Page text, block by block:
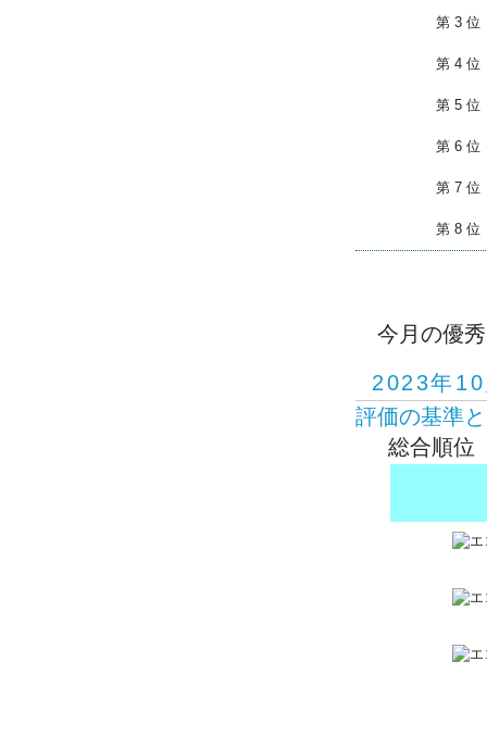
第 3 位
第 4 位
第 5 位
第 6 位
第 7 位
第 8 位
今月の優
2023年
評価の基準
総合順位